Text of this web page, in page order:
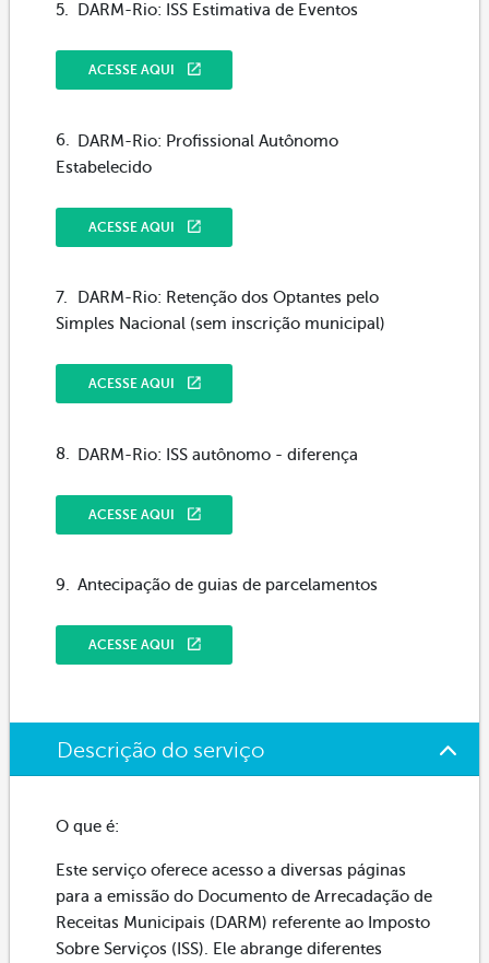
DARM-Rio: ISS Estimativa de Eventos
ACESSE AQUI
DARM-Rio: Profissional Autônomo
Estabelecido
ACESSE AQUI
DARM-Rio: Retenção dos Optantes pelo
Simples Nacional (sem inscrição municipal)
ACESSE AQUI
DARM-Rio: ISS autônomo - diferença
ACESSE AQUI
Antecipação de guias de parcelamentos
ACESSE AQUI
Descrição do serviço
O que é:
Este serviço oferece acesso a diversas páginas
para a emissão do Documento de Arrecadação de
Receitas Municipais (DARM) referente ao Imposto
Sobre Serviços (ISS). Ele abrange diferentes